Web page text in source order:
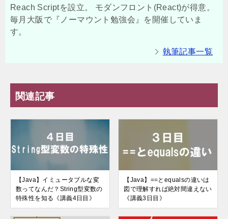
Reach Scriptを設立。 モダンフロント(React)が得意。
毎月大阪で『ノーマウント勉強会』を開催していま
す。
執筆記事一覧
関連記事
【Java】イミュータブルな変
数ってなんだ？String型変数の
特殊性を知る《講義4日目》
【Java】==とequalsの違いは
図で理解すれば絶対間違えない
《講義3日目》